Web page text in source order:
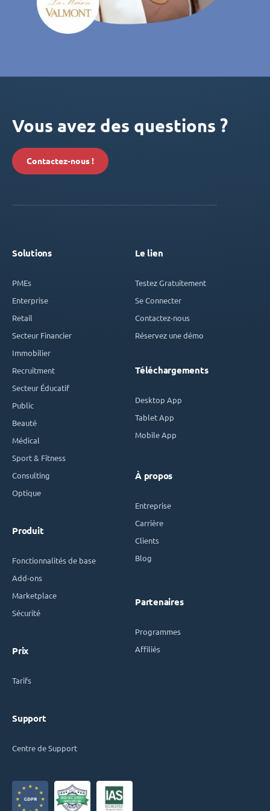
Vous avez des questions ?
Contactez-nous !
Solutions
PMEs
Enterprise
Retail
Secteur Financier
Immobilier
Recruitment
Secteur Éducatif
Public
Beauté
Médical
Sport & Fitness
Consulting
Optique
Produit
Fonctionnalités de base
Add-ons
Marketplace
Sécurité
Prix
Tarifs
Support
Centre de Support
Le lien
Testez Gratuitement
Se Connecter
Contactez-nous
Réservez une démo
Téléchargements
Desktop App
Tablet App
Mobile App
À propos
Entreprise
Carrière
Clients
Blog
Partenaires
Programmes
Affiliés